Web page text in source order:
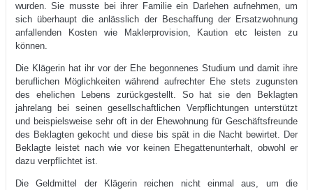
wurden. Sie musste bei ihrer Familie ein Darlehen aufnehmen, um
sich überhaupt die anlässlich der Beschaffung der Ersatzwohnung
anfallenden Kosten wie Maklerprovision, Kaution etc leisten zu
können.
Die Klägerin hat ihr vor der Ehe begonnenes Studium und damit ihre
beruflichen Möglichkeiten während aufrechter Ehe stets zugunsten
des ehelichen Lebens zurückgestellt. So hat sie den Beklagten
jahrelang bei seinen gesellschaftlichen Verpflichtungen unterstützt
und beispielsweise sehr oft in der Ehewohnung für Geschäftsfreunde
des Beklagten gekocht und diese bis spät in die Nacht bewirtet. Der
Beklagte leistet nach wie vor keinen Ehegattenunterhalt, obwohl er
dazu verpflichtet ist.
Die Geldmittel der Klägerin reichen nicht einmal aus, um die